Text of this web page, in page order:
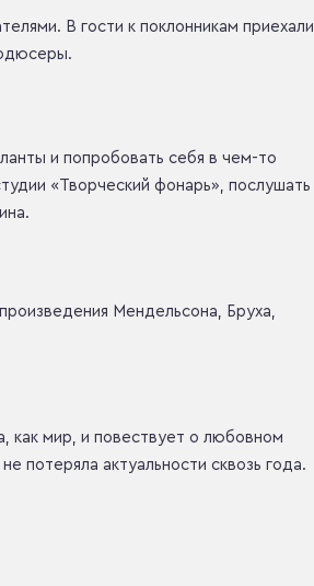
В гости к поклонникам приехали
и попробовать себя в чем-то
«Творческий фонарь», послушать
Мендельсона, Бруха,
как мир, и повествует о любовном
потеряла актуальности сквозь года.